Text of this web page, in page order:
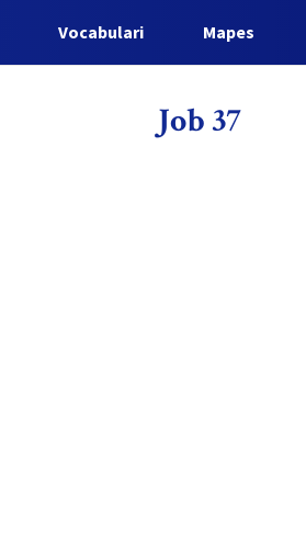
Vocabulari Mapes
Job 37